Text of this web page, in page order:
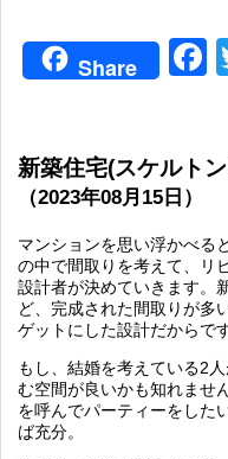
Share
新築住宅(スケルト
（2023年08月15日）
マンションを思い浮かべる
の中で間取りを考えて、リ
設計者が決めていきます。
ど、完成された間取りが多
ゲットにした設計だからで
もし、結婚を考えている2
む空間が良いかも知れませ
を呼んでパーティーをした
ば充分。